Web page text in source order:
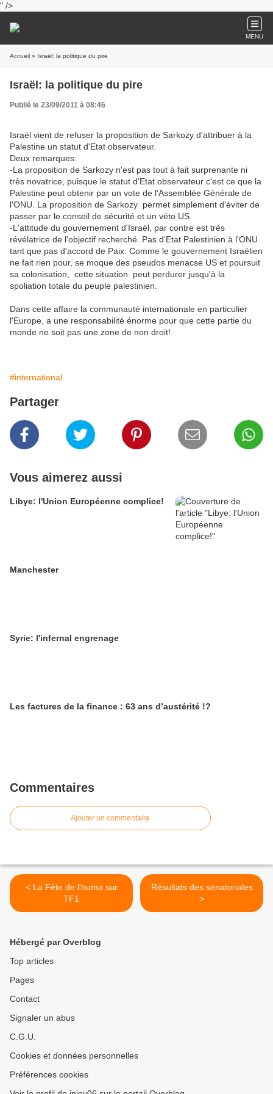
" />
MENU
Accueil » Israël: la politique du pire
Israël: la politique du pire
Publié le 23/09/2011 à 08:46
Israël vient de refuser la proposition de Sarkozy d'attribuer à la
Palestine un statut d'Etat observateur.
Deux remarques:
-La proposition de Sarkozy n'est pas tout à fait surprenante ni
très novatrice, puisque le statut d'Etat observateur c'est ce que la
Palestine peut obtenir par un vote de l'Assemblée Générale de
l'ONU. La proposition de Sarkozy permet simplement d'éviter de
passer par le conseil de sécurité et un véto US.
-L'attitude du gouvernement d'Israël, par contre est très
révélatrice de l'objectif recherché. Pas d'Etat Palestinien à l'ONU
tant que pas d'accord de Paix. Comme le gouvernement Israëlien
ne fait rien pour, se moque des pseudos menacse US et poursuit
sa colonisation, cette situation peut perdurer jusqu'à la
spoliation totale du peuple palestinien.
Dans cette affaire la communauté internationale en particulier
l'Europe, a une responsabilité énorme pour que cette partie du
monde ne soit pas une zone de non droit!
#international
Partager
Vous aimerez aussi
Libye: l'Union Européenne complice!
Manchester
Syrie: l'infernal engrenage
Les factures de la finance : 63 ans d’austérité !?
Commentaires
Ajouter un commentaire
< La Fête de l'huma sur
TF1
Résultats des sénatoriales
>
Hébergé par Overblog
Top articles
Pages
Contact
Signaler un abus
C.G.U.
Cookies et données personnelles
Préférences cookies